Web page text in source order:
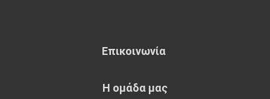
Επικοινωνία
Η ομάδα μας